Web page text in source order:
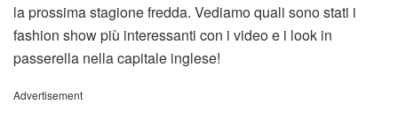
la prossima stagione fredda. Vediamo quali sono stati i
fashion show più interessanti con i video e i look in
passerella nella capitale inglese!
Advertisement